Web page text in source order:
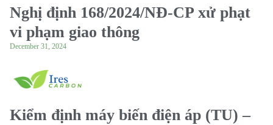
Nghị định 168/2024/NĐ-CP xử phạt
vi phạm giao thông
December 31, 2024
Kiểm định máy biến điện áp (TU) –